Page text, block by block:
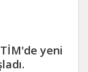
yeni